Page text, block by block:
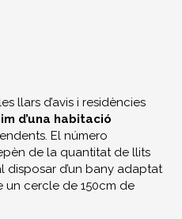
llars d’avis i residències
d’una habitació
El número
de la quantitat de llits
disposar d’un bany adaptat
un cercle de 150cm de